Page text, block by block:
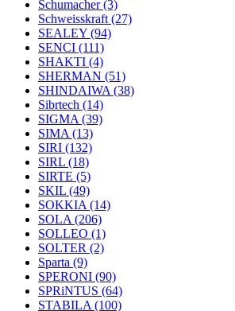
Schumacher(3)
Schweisskraft (27)
SEALEY (94)
SENCI (111)
SHAKTI (4)
SHERMAN (51)
SHINDAIWA (38)
Sibrtech (14)
SIGMA (39)
SIMA (13)
SIRI (132)
SIRL (18)
SIRTE (5)
SKIL (49)
SOKKIA (14)
SOLA (206)
SOLLEO (1)
SOLTER (2)
Sparta (9)
SPERONI (90)
SPRiNTUS (64)
STABILA (100)